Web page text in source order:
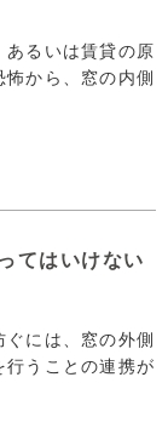
あるいは賃貸の原
から、窓の内側
てはいけない
には、窓の外側
行うことの連携が